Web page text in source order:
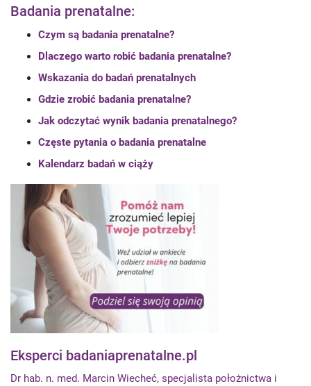
Badania prenatalne:
Czym są badania prenatalne?
Dlaczego warto robić badania prenatalne?
Wskazania do badań prenatalnych
Gdzie zrobić badania prenatalne?
Jak odczytać wynik badania prenatalnego?
Częste pytania o badania prenatalne
Kalendarz badań w ciąży
Eksperci badaniaprenatalne.pl
Dr hab. n. med. Marcin Wiecheć, specjalista położnictwa i